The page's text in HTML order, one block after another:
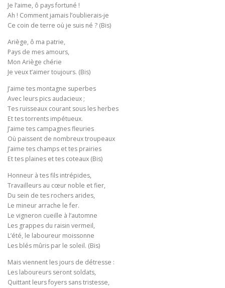
Je l’aime, ô pays fortuné !
Ah ! Comment jamais l’oublierais-je
Ce coin de terre où je suis né ? (Bis)
Ariège, ô ma patrie,
Pays de mes amours,
Mon Ariège chérie
Je veux t’aimer toujours. (Bis)
J’aime tes montagne superbes
Avec leurs pics audacieux ;
Tes ruisseaux courant sous les herbes
Et tes torrents impétueux.
J’aime tes campagnes fleuries
Où paissent de nombreux troupeaux
J’aime tes champs et tes prairies
Et tes plaines et tes coteaux (Bis)
Honneur à tes fils intrépides,
Travailleurs au cœur noble et fier,
Du sein de tes rochers arides,
Le mineur arrache le fer.
Le vigneron cueille à l’automne
Les grappes du raisin vermeil,
L’été, le laboureur moissonne
Les blés mûris par le soleil. (Bis)
Mais viennent les jours de détresse :
Les laboureurs seront soldats,
Quittant leurs foyers sans tristesse,